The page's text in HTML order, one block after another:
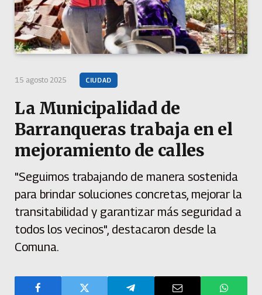
15 agosto 2025 CIUDAD
La Municipalidad de
Barranqueras trabaja en el
mejoramiento de calles
"Seguimos trabajando de manera sostenida
para brindar soluciones concretas, mejorar la
transitabilidad y garantizar más seguridad a
todos los vecinos", destacaron desde la
Comuna.